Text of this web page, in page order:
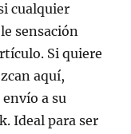
cualquier
sensación
Si quiere
aquí,
a su
Ideal para ser